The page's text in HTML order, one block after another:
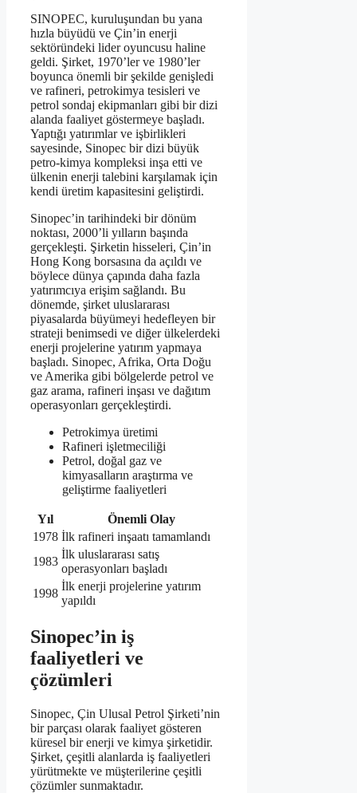
SINOPEC, kuruluşundan bu yana
hızla büyüdü ve Çin’in enerji
sektöründeki lider oyuncusu haline
geldi. Şirket, 1970’ler ve 1980’ler
boyunca önemli bir şekilde genişledi
ve rafineri, petrokimya tesisleri ve
petrol sondaj ekipmanları gibi bir dizi
alanda faaliyet göstermeye başladı.
Yaptığı yatırımlar ve işbirlikleri
sayesinde, Sinopec bir dizi büyük
petro-kimya kompleksi inşa etti ve
ülkenin enerji talebini karşılamak için
kendi üretim kapasitesini geliştirdi.
Sinopec’in tarihindeki bir dönüm
noktası, 2000’li yılların başında
gerçekleşti. Şirketin hisseleri, Çin’in
Hong Kong borsasına da açıldı ve
böylece dünya çapında daha fazla
yatırımcıya erişim sağlandı. Bu
dönemde, şirket uluslararası
piyasalarda büyümeyi hedefleyen bir
strateji benimsedi ve diğer ülkelerdeki
enerji projelerine yatırım yapmaya
başladı. Sinopec, Afrika, Orta Doğu
ve Amerika gibi bölgelerde petrol ve
gaz arama, rafineri inşası ve dağıtım
operasyonları gerçekleştirdi.
Petrokimya üretimi
Rafineri işletmeciliği
Petrol, doğal gaz ve
kimyasalların araştırma ve
geliştirme faaliyetleri
Yıl
Önemli Olay
1978 İlk rafineri inşaatı tamamlandı
1983
İlk uluslararası satış
operasyonları başladı
1998
İlk enerji projelerine yatırım
yapıldı
Sinopec’in iş
faaliyetleri ve
çözümleri
Sinopec, Çin Ulusal Petrol Şirketi’nin
bir parçası olarak faaliyet gösteren
küresel bir enerji ve kimya şirketidir.
Şirket, çeşitli alanlarda iş faaliyetleri
yürütmekte ve müşterilerine çeşitli
çözümler sunmaktadır.